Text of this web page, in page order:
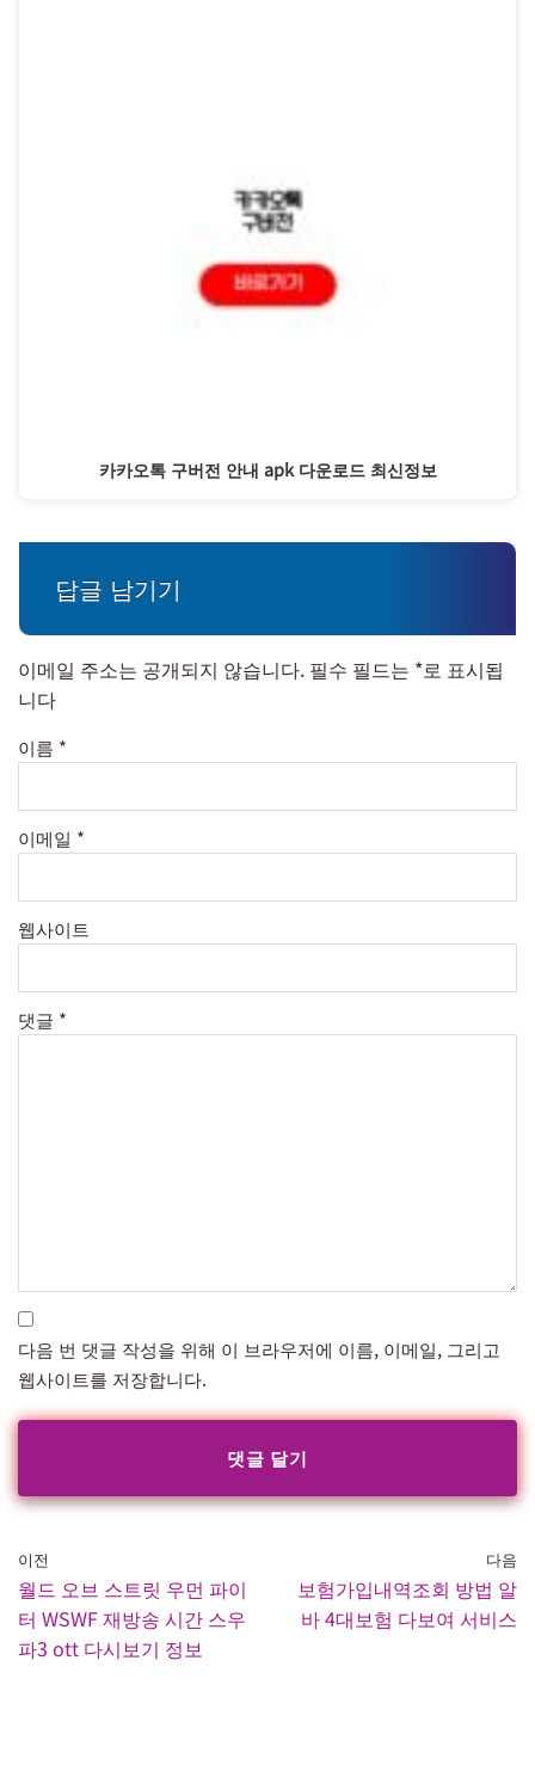
카카오톡 구버전 안내 apk 다운로드 최신정보
답글 남기기
이메일 주소는 공개되지 않습니다. 필수 필드는 *로 표시됩
니다
이름 *
이메일 *
웹사이트
댓글 *
다음 번 댓글 작성을 위해 이 브라우저에 이름, 이메일, 그리고
웹사이트를 저장합니다.
이전
월드 오브 스트릿 우먼 파이
터 WSWF 재방송 시간 스우
파3 ott 다시보기 정보
다음
보험가입내역조회 방법 알
바 4대보험 다보여 서비스